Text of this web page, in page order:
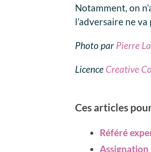
Notamment, on
l’adversaire ne
Photo par Pierre
Licence Creative
Ces articles
Référé
Assignation